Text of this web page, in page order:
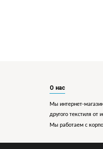
О нас
Мы интернет-
другого текстиля от
Мы работаем с